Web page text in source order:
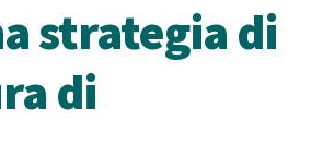
strategia di
di